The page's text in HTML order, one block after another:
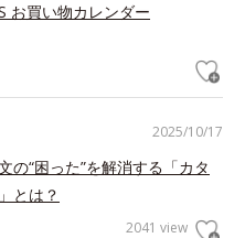
お買い物カレンダー
2025/10/17
の“困った”を解消する「カタ
とは？
2041 view